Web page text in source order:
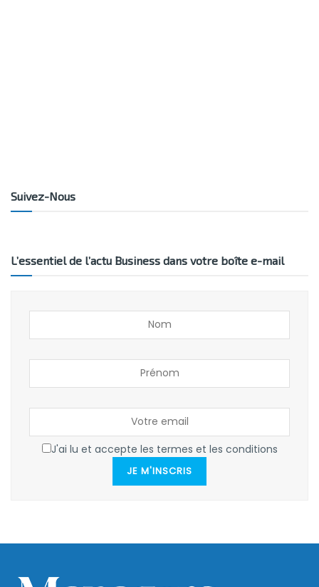
Suivez-Nous
L’essentiel de l’actu Business dans votre boîte e-mail
J'ai lu et accepte les termes et les conditions
JE M'INSCRIS